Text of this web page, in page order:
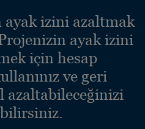
izini azaltmak
ayak izini
için hesap
ve geri
azaltabileceğinizi